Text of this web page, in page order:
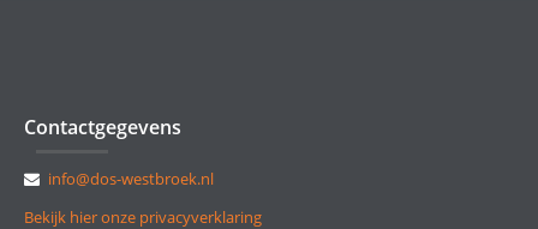
Contactgegevens
info@dos-westbroek.nl
Bekijk hier onze privacyverklaring